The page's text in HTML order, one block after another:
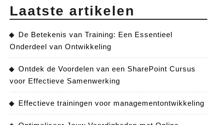
Laatste artikelen
De Betekenis van Training: Een Essentieel
Onderdeel van Ontwikkeling
Ontdek de Voordelen van een SharePoint Cursus
voor Effectieve Samenwerking
Effectieve trainingen voor managementontwikkeling